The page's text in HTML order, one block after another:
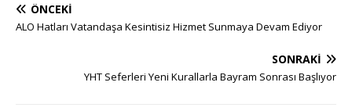
ÖNCEKI
ALO Hatları Vatandaşa Kesintisiz Hizmet Sunmaya Devam Ediyor
SONRAKI
YHT Seferleri Yeni Kurallarla Bayram Sonrası Başlıyor